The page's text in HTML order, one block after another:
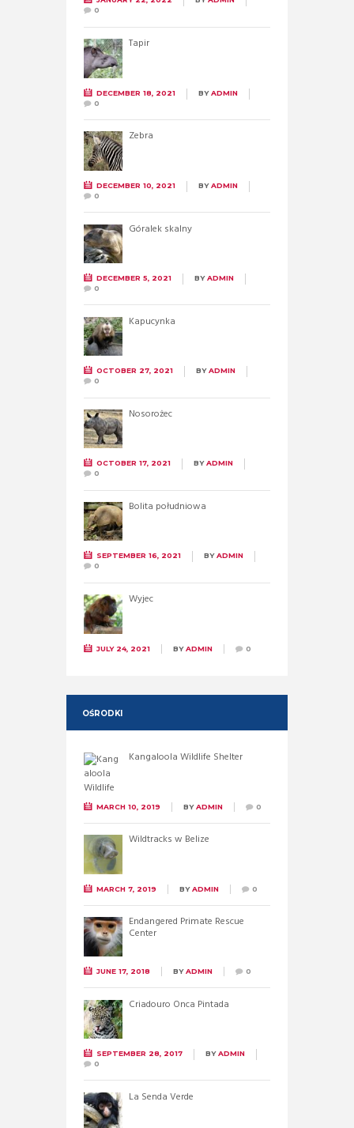
0
Tapir
DECEMBER 18, 2021 BYADMIN
0
Zebra
DECEMBER 10, 2021 BYADMIN
0
Góralek skalny
DECEMBER 5, 2021 BYADMIN
0
Kapucynka
OCTOBER 27, 2021 BYADMIN
0
Nosorożec
OCTOBER 17, 2021 BYADMIN
0
Bolita południowa
SEPTEMBER 16, 2021 BYADMIN
0
Wyjec
JULY 24, 2021 BYADMIN 0
OŚRODKI
Kangaloola Wildlife Shelter
MARCH 10, 2019 BYADMIN 0
Wildtracks w Belize
MARCH 7, 2019 BYADMIN 0
Endangered Primate Rescue
Center
JUNE 17, 2018 BYADMIN 0
Criadouro Onca Pintada
SEPTEMBER 28, 2017 BYADMIN
0
La Senda Verde